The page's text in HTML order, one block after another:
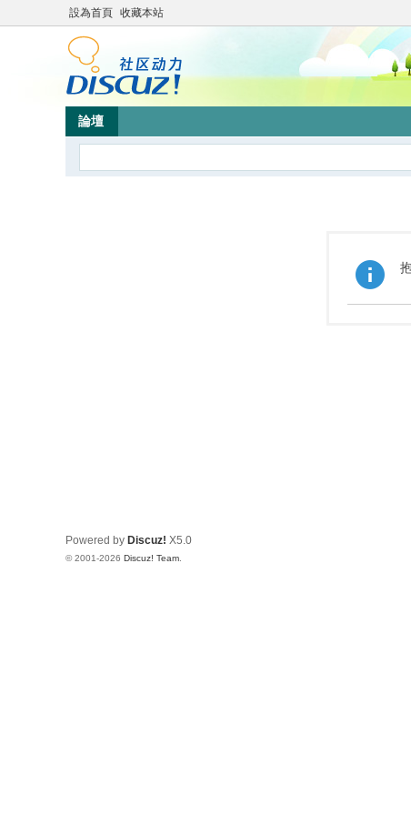
設為首頁 收藏本站
論壇
Powered by Discuz! X5.0
© 2001-2026 Discuz! Team